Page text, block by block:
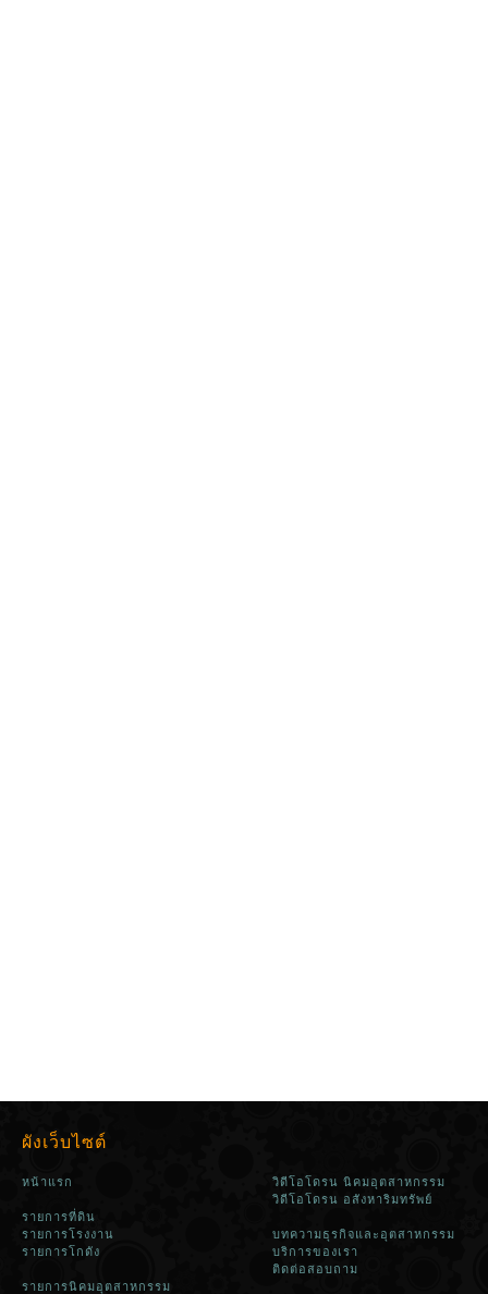
ผังเว็บไซต์
หน้าแรก
รายการที่ดิน
รายการโรงงาน
รายการโกดัง
รายการนิคมอุตสาหกรรม
วิดีโอโดรน นิคมอุตสาหกรรม
วิดีโอโดรน อสังหาริมทรัพย์
บทความธุรกิจและอุตสาหกรรม
บริการของเรา
ติดต่อสอบถาม